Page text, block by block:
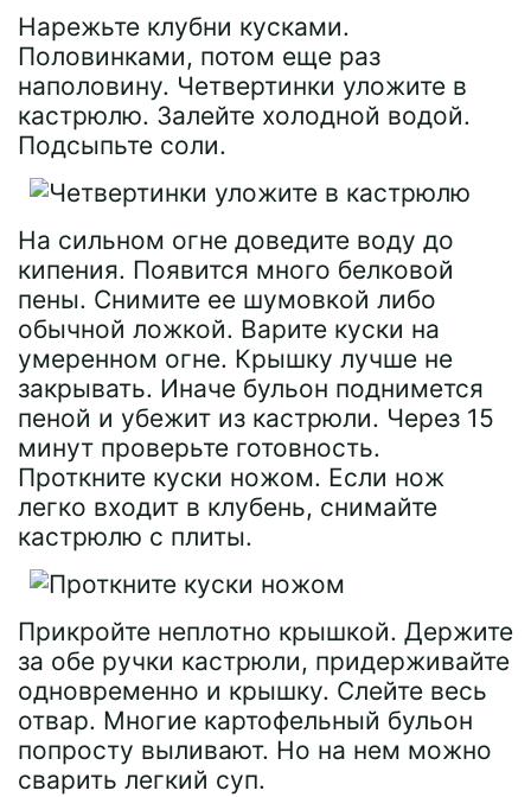
Нарежьте клубни кусками.
Половинками, потом еще раз
наполовину. Четвертинки уложите в
кастрюлю. Залейте холодной водой.
Подсыпьте соли.
На сильном огне доведите воду до
кипения. Появится много белковой
пены. Снимите ее шумовкой либо
обычной ложкой. Варите куски на
умеренном огне. Крышку лучше не
закрывать. Иначе бульон поднимется
пеной и убежит из кастрюли. Через 15
минут проверьте готовность.
Проткните куски ножом. Если нож
легко входит в клубень, снимайте
кастрюлю с плиты.
Прикройте неплотно крышкой. Держите
за обе ручки кастрюли, придерживайте
одновременно и крышку. Слейте весь
отвар. Многие картофельный бульон
попросту выливают. Но на нем можно
сварить легкий суп.